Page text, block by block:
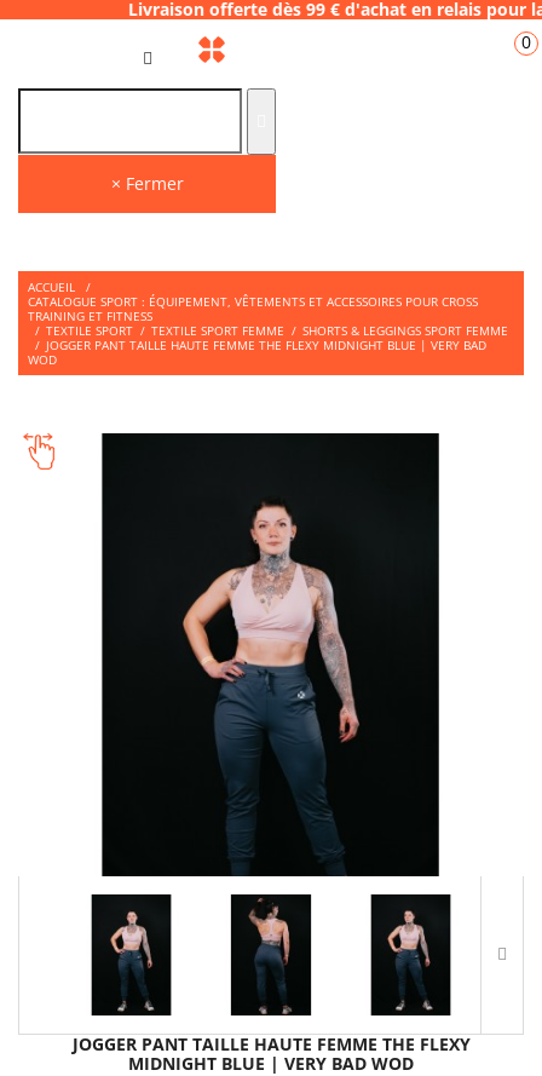
Livraison offerte dès 99 € d'achat en
× Fermer
0
ACCUEIL
/
CATALOGUE SPORT : ÉQUIPEMENT, VÊTEMENTS ET ACCESSOIRES POUR CROSS
TRAINING ET FITNESS
/ TEXTILE SPORT / TEXTILE SPORT FEMME / SHORTS & LEGGINGS SPORT FEMME
/ JOGGER PANT TAILLE HAUTE FEMME THE FLEXY MIDNIGHT BLUE | VERY BAD
WOD
JOGGER PANT TAILLE HAUTE FEMME THE FLEXY
MIDNIGHT BLUE | VERY BAD WOD